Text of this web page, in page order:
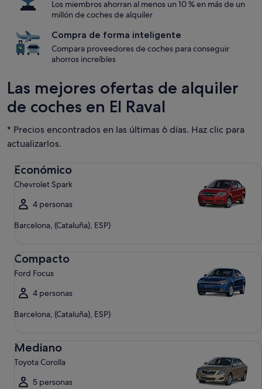
Los miembros ahorran al menos un 10 % en más de un
millón de coches de alquiler
Compra de forma inteligente
Compara proveedores de coches para conseguir
ahorros increíbles
Las mejores ofertas de alquiler
de coches en El Raval
* Precios encontrados en las últimas 6 días. Haz clic para
actualizarlos.
Económico
Chevrolet Spark
4 personas
Barcelona, (Cataluña), ESP)
Compacto
Ford Focus
4 personas
Barcelona, (Cataluña), ESP)
Mediano
Toyota Corolla
5 personas